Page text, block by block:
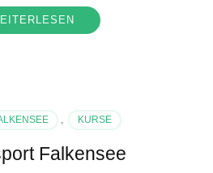
, KURSE
Falkensee